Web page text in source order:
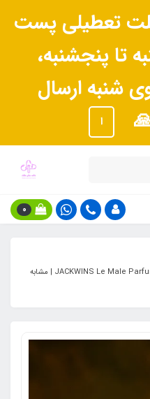
تعطیلی پست
تا پنجشنبه،
شنبه ارسال
ا
0
ادکلن له میل له پرفیوم جکوینز 100 میل | JACKWINS Le Male Parfum | مشابه